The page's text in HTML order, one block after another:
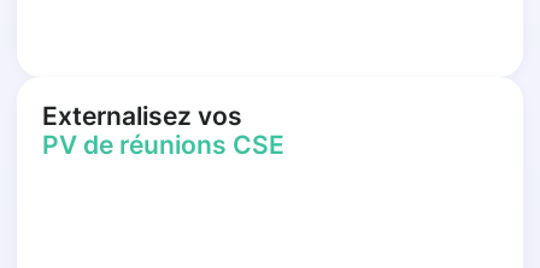
Externalisez vos
PV de réunions CSE